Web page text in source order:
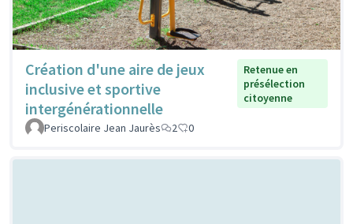
Création d'une aire de jeux
inclusive et sportive
intergénérationnelle
Retenue en
présélection
citoyenne
Periscolaire Jean Jaurès 2 0